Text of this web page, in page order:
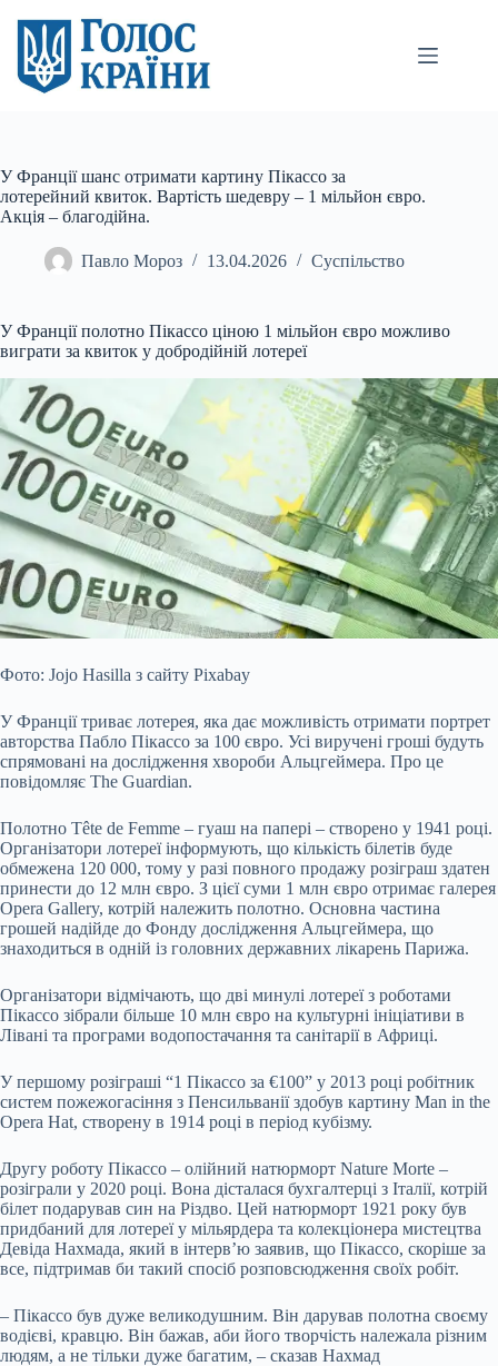
вмісту
У Франції шанс отримати картину Пікассо за
лотерейний квиток. Вартість шедевру – 1 мільйон євро.
Акція – благодійна.
Павло Мороз 13.04.2026 Суспільство
У Франції полотно Пікассо ціною 1 мільйон євро можливо
виграти за квиток у добродійній лотереї
Фото: Jojo Hasilla з сайту Pixabay
У Франції триває лотерея, яка дає можливість отримати портрет
авторства Пабло Пікассо за 100 євро. Усі виручені гроші будуть
спрямовані на дослідження хвороби Альцгеймера. Про це
повідомляє The Guardian.
Полотно Tête de Femme – гуаш на папері – створено у 1941 році.
Організатори лотереї інформують, що кількість білетів буде
обмежена 120 000, тому у разі повного продажу розіграш здатен
принести до 12 млн євро. З цієї суми 1 млн євро отримає галерея
Opera Gallery, котрій належить полотно. Основна частина
грошей надійде до Фонду дослідження Альцгеймера, що
знаходиться в одній із головних державних лікарень Парижа.
Організатори відмічають, що дві минулі лотереї з роботами
Пікассо зібрали більше 10 млн євро на культурні ініціативи в
Лівані та програми водопостачання та санітарії в Африці.
У першому розіграші “1 Пікассо за €100” у 2013 році робітник
систем пожежогасіння з Пенсильванії здобув картину Man in the
Opera Hat, створену в 1914 році в період кубізму.
Другу роботу Пікассо – олійний натюрморт Nature Morte –
розіграли у 2020 році. Вона дісталася бухгалтерці з Італії, котрій
білет подарував син на Різдво. Цей натюрморт 1921 року був
придбаний для лотереї у мільярдера та колекціонера мистецтва
Девіда Нахмада, який в інтерв’ю заявив, що Пікассо, скоріше за
все, підтримав би такий спосіб розповсюдження своїх робіт.
– Пікассо був дуже великодушним. Він дарував полотна своєму
водієві, кравцю. Він бажав, аби його творчість належала різним
людям, а не тільки дуже багатим, – сказав Нахмад